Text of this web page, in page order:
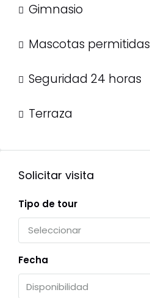
Gimnasio
Mascotas permitidas
Seguridad 24 horas
Terraza
Solicitar visita
Tipo de tour
Seleccionar
Fecha